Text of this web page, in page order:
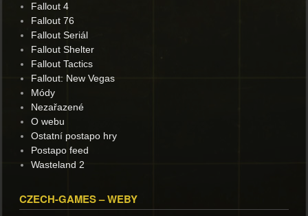
Fallout 4
Fallout 76
Fallout Seriál
Fallout Shelter
Fallout Tactics
Fallout: New Vegas
Módy
Nezařazené
O webu
Ostatní postapo hry
Postapo feed
Wasteland 2
CZECH-GAMES – WEBY